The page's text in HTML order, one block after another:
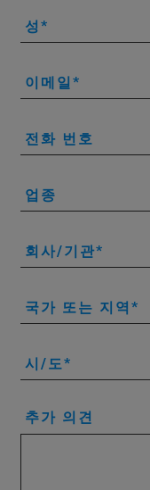
성
이메일
전화 번호
업종
회사/기관
국가 또는 지역
시/도
추가 의견